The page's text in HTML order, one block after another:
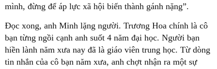
mình, đừng để áp lực xã hội biến thành gánh nặng”.
Đọc xong, anh Minh lặng người. Trương Hoa chính là cô
bạn từng ngồi cạnh anh suốt 4 năm đại học. Người bạn
hiền lành năm xưa nay đã là giáo viên trung học. Từ dòng
tin nhắn của cô bạn năm xưa, anh chợt nhận ra một sự